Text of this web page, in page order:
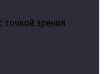
зрения